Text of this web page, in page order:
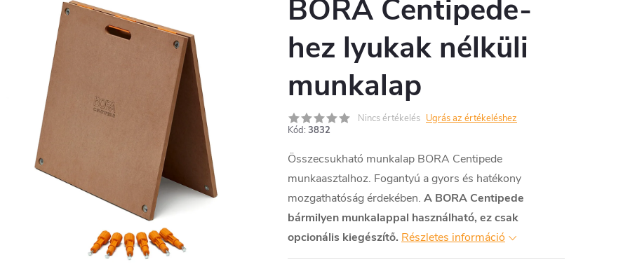
BORA Centipede-
hez lyukak nélküli
munkalap
Nincs értékelés Ugrás az értékeléshez
Kód: 3832
Összecsukható munkalap BORA Centipede
munkaasztalhoz. Fogantyú a gyors és hatékony
mozgathatóság érdekében. A BORA Centipede
bármilyen munkalappal használható, ez csak
opcionális kiegészítő. Részletes információ